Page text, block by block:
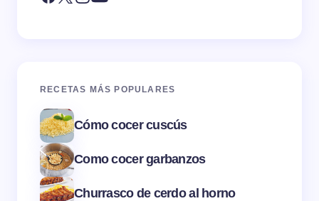
RECETAS MÁS POPULARES
Cómo cocer cuscús
Como cocer garbanzos
Churrasco de cerdo al horno